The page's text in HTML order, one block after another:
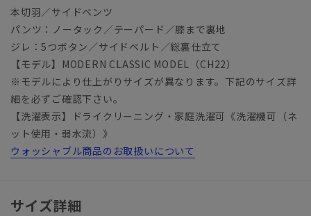
本切羽／サイドベンツ
パンツ：ノータック／テーパード／膝まで裏地
ジレ：5つボタン／サイドベルト／総裏仕立て
【モデル】MODERN CLASSIC MODEL（CH22）
※モデルにより仕上がりサイズが異なります。下記のサイズ詳
細を必ずご確認下さい。
【洗濯表示】ドライクリーニング・家庭洗濯可《洗濯機可（ネ
ット使用・弱水流）》
ウォッシャブル商品のお取扱いについて
サイズ詳細